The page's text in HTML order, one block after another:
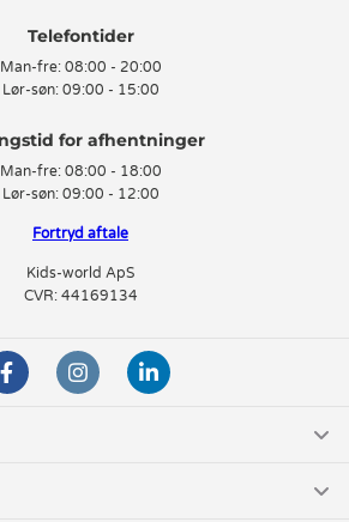
Telefontider
Man-fre: 08:00 - 20:00
Lør-søn: 09:00 - 15:00
Man-fre: 08:00 - 18:00
Lør-søn: 09:00 - 12:00
Fortryd aftale
Kids-world ApS
CVR: 44169134